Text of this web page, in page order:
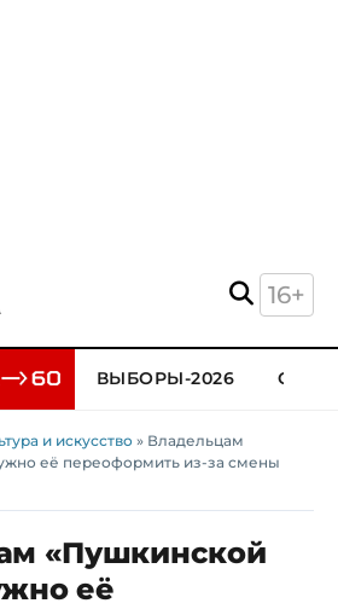
16+
ВЫБОРЫ-2026
и искусство » Владельцам
её переоформить из-за смены
«Пушкинской
её